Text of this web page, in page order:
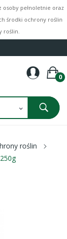
pełnoletnie oraz
środki ochrony roślin
roślin.
0
roślin